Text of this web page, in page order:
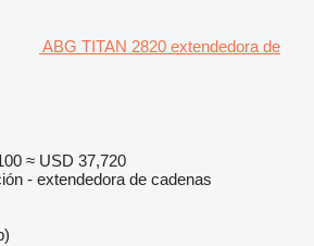
ABG TITAN 2820 extendedora de
≈ USD 37,720
- extendedora de cadenas